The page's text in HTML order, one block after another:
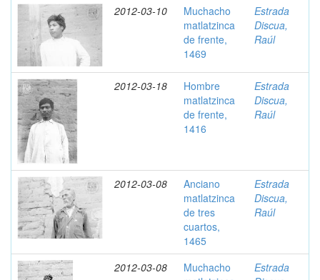
2012-03-10
Muchacho
matlatzinca
de frente,
1469
Estrada
Discua,
Raúl
2012-03-18
Hombre
matlatzinca
de frente,
1416
Estrada
Discua,
Raúl
2012-03-08
Anciano
matlatzinca
de tres
cuartos,
1465
Estrada
Discua,
Raúl
2012-03-08
Muchacho
Estrada